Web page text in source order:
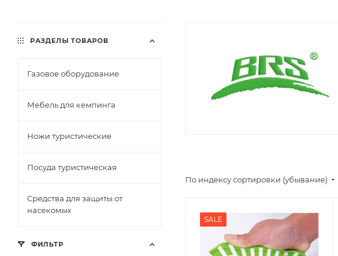
По индексу сортировки (убывание)
SALE
РАЗДЕЛЫ ТОВАРОВ
Газовое оборудование
Мебель для кемпинга
Ножи туристические
Посуда туристическая
Средства для защиты от
насекомых
ФИЛЬТР